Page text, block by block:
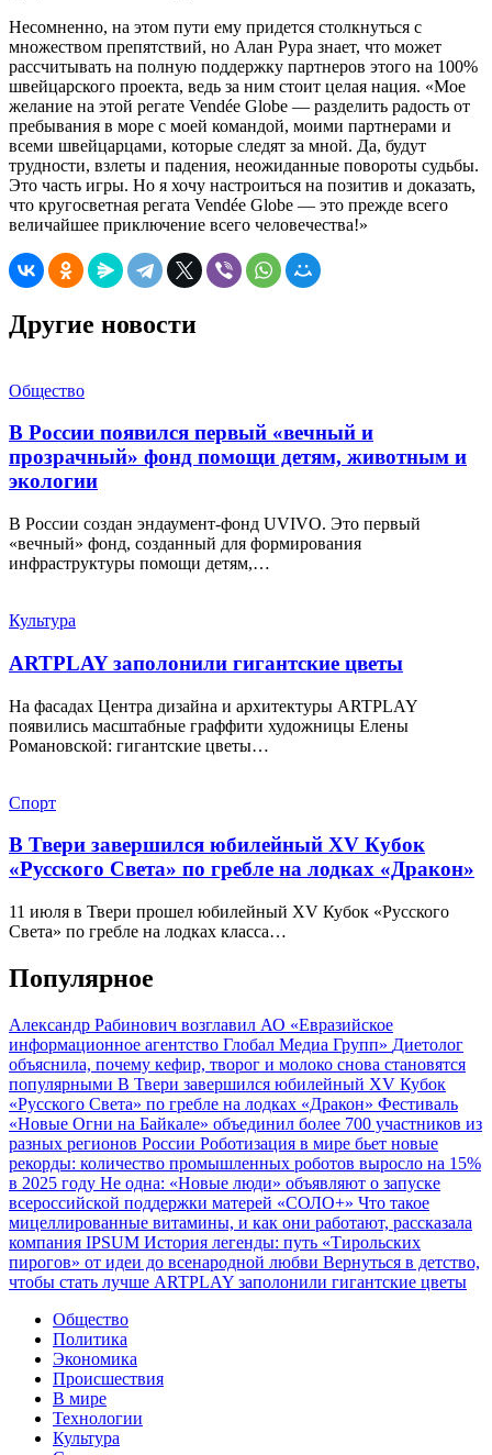
Несомненно, на этом пути ему придется столкнуться с
множеством препятствий, но Алан Рура знает, что может
рассчитывать на полную поддержку партнеров этого на 100%
швейцарского проекта, ведь за ним стоит целая нация. «Мое
желание на этой регате Vendée Globe — разделить радость от
пребывания в море с моей командой, моими партнерами и
всеми швейцарцами, которые следят за мной. Да, будут
трудности, взлеты и падения, неожиданные повороты судьбы.
Это часть игры. Но я хочу настроиться на позитив и доказать,
что кругосветная регата Vendée Globe — это прежде всего
величайшее приключение всего человечества!»
Другие новости
Общество
В России появился первый «вечный и
прозрачный» фонд помощи детям, животным и
экологии
В России создан эндаумент-фонд UVIVO. Это первый
«вечный» фонд, созданный для формирования
инфраструктуры помощи детям,…
Культура
ARTPLAY заполонили гигантские цветы
На фасадах Центра дизайна и архитектуры ARTPLAY
появились масштабные граффити художницы Елены
Романовской: гигантские цветы…
Спорт
В Твери завершился юбилейный XV Кубок
«Русского Света» по гребле на лодках «Дракон»
11 июля в Твери прошел юбилейный XV Кубок «Русского
Света» по гребле на лодках класса…
Популярное
Александр Рабинович возглавил АО «Евразийское
информационное агентство Глобал Медиа Групп» Диетолог
объяснила, почему кефир, творог и молоко снова становятся
популярными В Твери завершился юбилейный XV Кубок
«Русского Света» по гребле на лодках «Дракон» Фестиваль
«Новые Огни на Байкале» объединил более 700 участников из
разных регионов России Роботизация в мире бьет новые
рекорды: количество промышленных роботов выросло на 15%
в 2025 году Не одна: «Новые люди» объявляют о запуске
всероссийской поддержки матерей «СОЛО+» Что такое
мицеллированные витамины, и как они работают, рассказала
компания IPSUM История легенды: путь «Тирольских
пирогов» от идеи до всенародной любви Вернуться в детство,
чтобы стать лучше ARTPLAY заполонили гигантские цветы
Общество
Политика
Экономика
Происшествия
В мире
Технологии
Культура